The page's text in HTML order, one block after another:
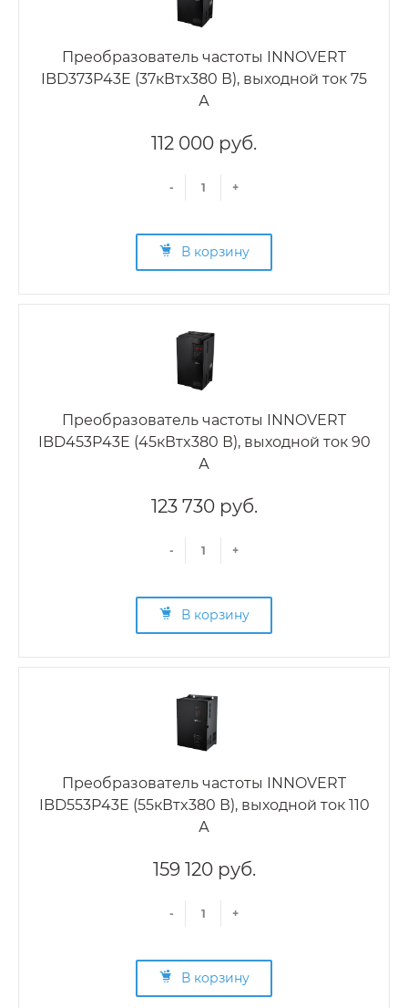
Преобразователь частоты INNOVERT
IBD373P43E (37кВтx380 В), выходной ток 75
А
112 000 руб.
- +
В корзину
Преобразователь частоты INNOVERT
IBD453P43E (45кВтx380 В), выходной ток 90
А
123 730 руб.
- +
В корзину
Преобразователь частоты INNOVERT
IBD553P43E (55кВтx380 В), выходной ток 110
А
159 120 руб.
- +
В корзину